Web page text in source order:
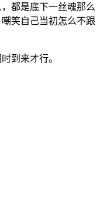
都是底下一丝魂那么
笑自己当初怎么不跟
到来才行。